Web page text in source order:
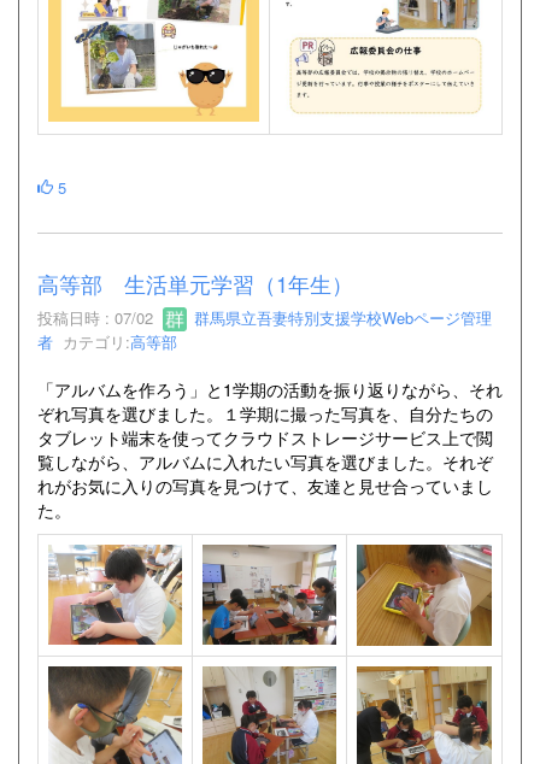
5
高等部 生活単元学習（1年生）
投稿日時 : 07/02
群馬県立吾妻特別支援学校Webページ管理
者 カテゴリ:高等部
「アルバムを作ろう」と1学期の活動を振り返りながら、それ
ぞれ写真を選びました。１学期に撮った写真を、自分たちの
タブレット端末を使ってクラウドストレージサービス上で閲
覧しながら、アルバムに入れたい写真を選びました。それぞ
れがお気に入りの写真を見つけて、友達と見せ合っていまし
た。